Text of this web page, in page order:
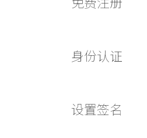
身份认证
设置签名